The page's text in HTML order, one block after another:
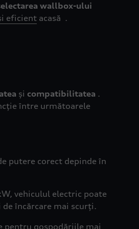
wallbox-ului
eficient acasă .
și compatibilitatea .
între următoarele
putere corect depinde în
vehiculul electric poate
încărcare mai scurți.
pentru gospodăriile mai